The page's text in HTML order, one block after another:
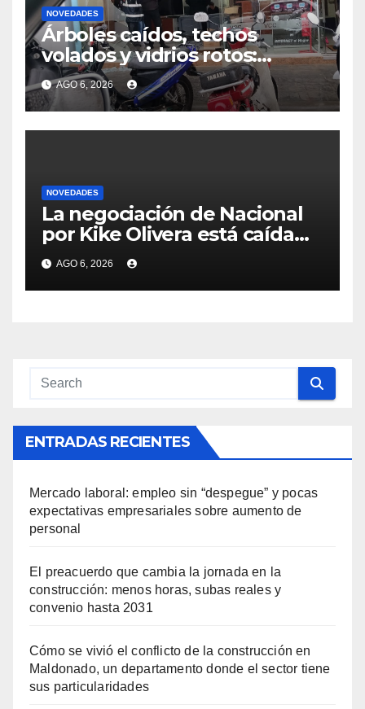
NOVEDADES
Árboles caídos, techos
volados y vidrios rotos:
primeras consecuencias de
las tormentas y vientos en
todo el país
AGO 6, 2026
NOVEDADES
La negociación de Nacional
por Kike Olivera está caída
por diferencias con Gremio,
club con el se recompuso el
vínculo luego de molestias
AGO 6, 2026
ENTRADAS RECIENTES
Mercado laboral: empleo sin “despegue” y pocas
expectativas empresariales sobre aumento de
personal
El preacuerdo que cambia la jornada en la
construcción: menos horas, subas reales y
convenio hasta 2031
Cómo se vivió el conflicto de la construcción en
Maldonado, un departamento donde el sector tiene
sus particularidades